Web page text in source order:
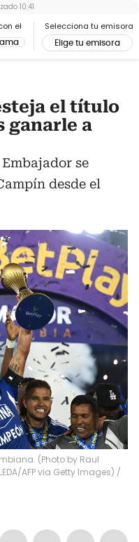
el Selecciona tu emisora
Elige tu emisora
10:41
el título
ganarle a
se
desde el
(Photo by Raul
AFP via Getty Images) /